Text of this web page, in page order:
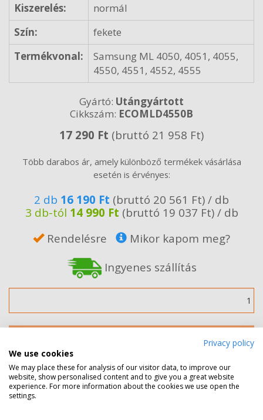
Kiszerelés:
normál
Szín:
fekete
Termékvonal:
Samsung ML 4050, 4051, 4055,
4550, 4551, 4552, 4555
Gyártó: Utángyártott
Cikkszám: ECOMLD4550B
17 290 Ft (bruttó 21 958 Ft)
Több darabos ár, amely különböző termékek vásárlása
esetén is érvényes:
2 db 16 190 Ft (bruttó 20 561 Ft) / db
3 db-tól 14 990 Ft (bruttó 19 037 Ft) / db
Rendelésre
Mikor kapom meg?
Ingyenes szállítás
Kapcsolódó termékek
Privacy policy
We use cookies
We may place these for analysis of our visitor data, to improve our
website, show personalised content and to give you a great website
experience. For more information about the cookies we use open the
settings.